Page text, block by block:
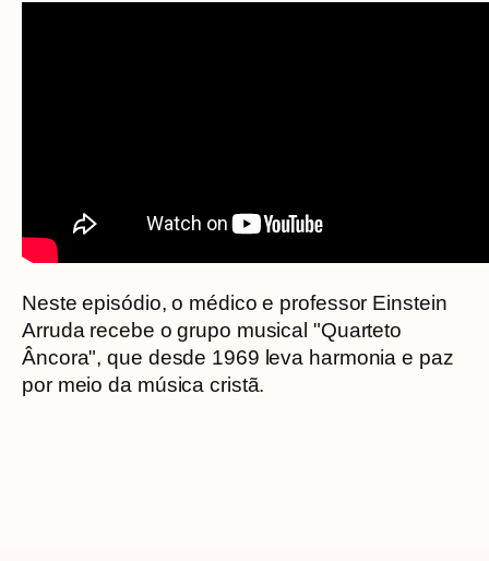
Neste episódio, o médico e professor Einstein
Arruda recebe o grupo musical "Quarteto
Âncora", que desde 1969 leva harmonia e paz
por meio da música cristã.